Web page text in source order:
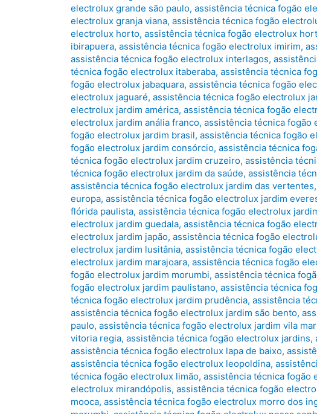
electrolux grande são paulo, assistência técnica fogão
electrolux granja viana, assistência técnica fogão
electrolux horto, assistência técnica fogão electrolux
ibirapuera, assistência técnica fogão electrolux imirim,
assistência técnica fogão electrolux interlagos,
técnica fogão electrolux itaberaba, assistência técnica
fogão electrolux jabaquara, assistência técnica fogão
electrolux jaguaré, assistência técnica fogão electrolux
electrolux jardim américa, assistência técnica fogão
electrolux jardim anália franco, assistência técnica
fogão electrolux jardim brasil, assistência técnica fogão
fogão electrolux jardim consórcio, assistência técnica
técnica fogão electrolux jardim cruzeiro, assistência
técnica fogão electrolux jardim da saúde, assistência
assistência técnica fogão electrolux jardim das vertentes,
europa, assistência técnica fogão electrolux jardim
flórida paulista, assistência técnica fogão electrolux
electrolux jardim guedala, assistência técnica fogão
electrolux jardim japão, assistência técnica fogão
electrolux jardim lusitânia, assistência técnica fogão
electrolux jardim marajoara, assistência técnica fogão
fogão electrolux jardim morumbi, assistência técnica
fogão electrolux jardim paulistano, assistência técnica
técnica fogão electrolux jardim prudência, assistência
assistência técnica fogão electrolux jardim são bento,
paulo, assistência técnica fogão electrolux jardim vila
vitoria regia, assistência técnica fogão electrolux jardins,
assistência técnica fogão electrolux lapa de baixo,
assistência técnica fogão electrolux leopoldina,
técnica fogão electrolux limão, assistência técnica fogão
electrolux mirandópolis, assistência técnica fogão
mooca, assistência técnica fogão electrolux morro dos